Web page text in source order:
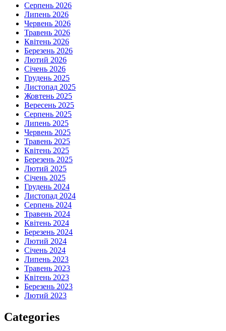
Серпень 2026
Липень 2026
Червень 2026
Травень 2026
Квітень 2026
Березень 2026
Лютий 2026
Січень 2026
Грудень 2025
Листопад 2025
Жовтень 2025
Вересень 2025
Серпень 2025
Липень 2025
Червень 2025
Травень 2025
Квітень 2025
Березень 2025
Лютий 2025
Січень 2025
Грудень 2024
Листопад 2024
Серпень 2024
Травень 2024
Квітень 2024
Березень 2024
Лютий 2024
Січень 2024
Липень 2023
Травень 2023
Квітень 2023
Березень 2023
Лютий 2023
Categories